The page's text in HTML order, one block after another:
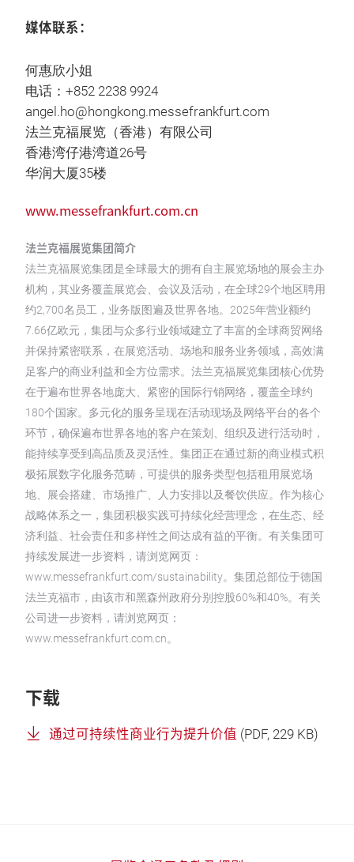
媒体联系：
何惠欣小姐
电话：+852 2238 9924
angel.ho@hongkong.messefrankfurt.com
法兰克福展览（香港）有限公司
香港湾仔港湾道26号
华润大厦35楼
www.messefrankfurt.com.cn
法兰克福展览集团简介
法兰克福展览集团是全球最大的拥有自主展览场地的展会主办
机构，其业务覆盖展览会、会议及活动，在全球29个地区聘用
约2,700名员工，业务版图遍及世界各地。2025年营业额约
7.66亿欧元，集团与众多行业领域建立了丰富的全球商贸网络
并保持紧密联系，在展览活动、场地和服务业务领域，高效满
足客户的商业利益和全方位需求。法兰克福展览集团核心优势
在于遍布世界各地庞大、紧密的国际行销网络，覆盖全球约
180个国家。多元化的服务呈现在活动现场及网络平台的各个
环节，确保遍布世界各地的客户在策划、组织及进行活动时，
能持续享受到高品质及灵活性。集团正在通过新的商业模式积
极拓展数字化服务范畴，可提供的服务类型包括租用展览场
地、展会搭建、市场推广、人力安排以及餐饮供应。作为核心
战略体系之一，集团积极实践可持续化经营理念，在生态、经
济利益、社会责任和多样性之间达成有益的平衡。有关集团可
持续发展进一步资料，请浏览网页：
www.messefrankfurt.com/sustainability。集团总部位于德国
法兰克福市，由该市和黑森州政府分别控股60%和40%。有关
公司进一步资料，请浏览网页：
www.messefrankfurt.com.cn。
下载
通过可持续性商业行为提升价值 (PDF, 229 KB)